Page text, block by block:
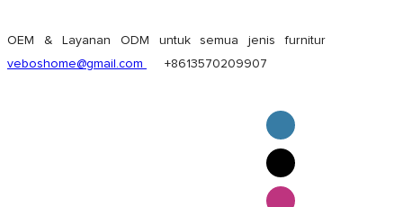
OEM & Layanan ODM untuk semua jenis furnitur
veboshome@gmail.com
+8613570209907